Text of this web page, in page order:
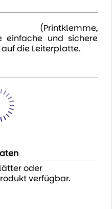
(Printklemme,
einfache und sichere
die Leiterplatte.
oder
verfügbar.